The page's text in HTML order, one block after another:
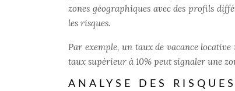
zones géographiques avec des profils
les risques.
Par exemple, un taux de vacance
taux supérieur à 10% peut signaler une
ANALYSE DES